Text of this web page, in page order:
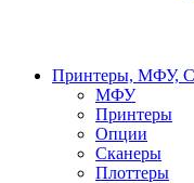
Принтеры, МФУ,
МФУ
Принтеры
Опции
Сканеры
Плоттеры